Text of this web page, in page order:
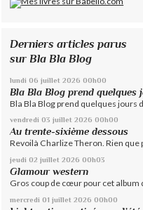
Derniers articles parus
sur Bla Bla Blog
lundi 06 juillet 2026 00h00
Bla Bla Blog prend quelques
Bla Bla Blog prend quelques jours
vendredi 03 juillet 2026 00h00
Au trente-sixième dessous
Revoilà Charlize Theron. Rien que
jeudi 02 juillet 2026 00h03
Glamour western
Gros coup de cœur pour cet album
mercredi 01 juillet 2026 00h00